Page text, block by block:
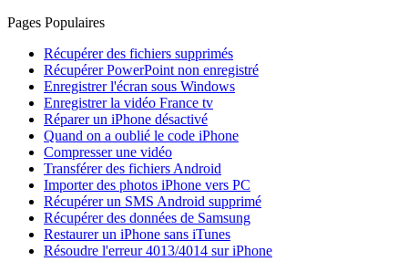
Pages Populaires
Récupérer des fichiers supprimés
Récupérer PowerPoint non enregistré
Enregistrer l'écran sous Windows
Enregistrer la vidéo France tv
Réparer un iPhone désactivé
Quand on a oublié le code iPhone
Compresser une vidéo
Transférer des fichiers Android
Importer des photos iPhone vers PC
Récupérer un SMS Android supprimé
Récupérer des données de Samsung
Restaurer un iPhone sans iTunes
Résoudre l'erreur 4013/4014 sur iPhone